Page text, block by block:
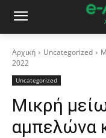
Αρχική Uncategorized
2022
Uncategorized
Μικρή
αμπελώνα